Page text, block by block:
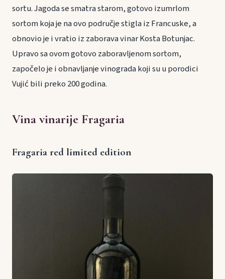
sortu. Jagoda se smatra starom, gotovo izumrlom
sortom koja je na ovo područje stigla iz Francuske, a
obnovio je i vratio iz zaborava vinar Kosta Botunjac.
Upravo sa ovom gotovo zaboravljenom sortom,
započelo je i obnavljanje vinograda koji su u porodici
Vujić bili preko 200 godina.
Vina vinarije Fragaria
Fragaria red limited edition